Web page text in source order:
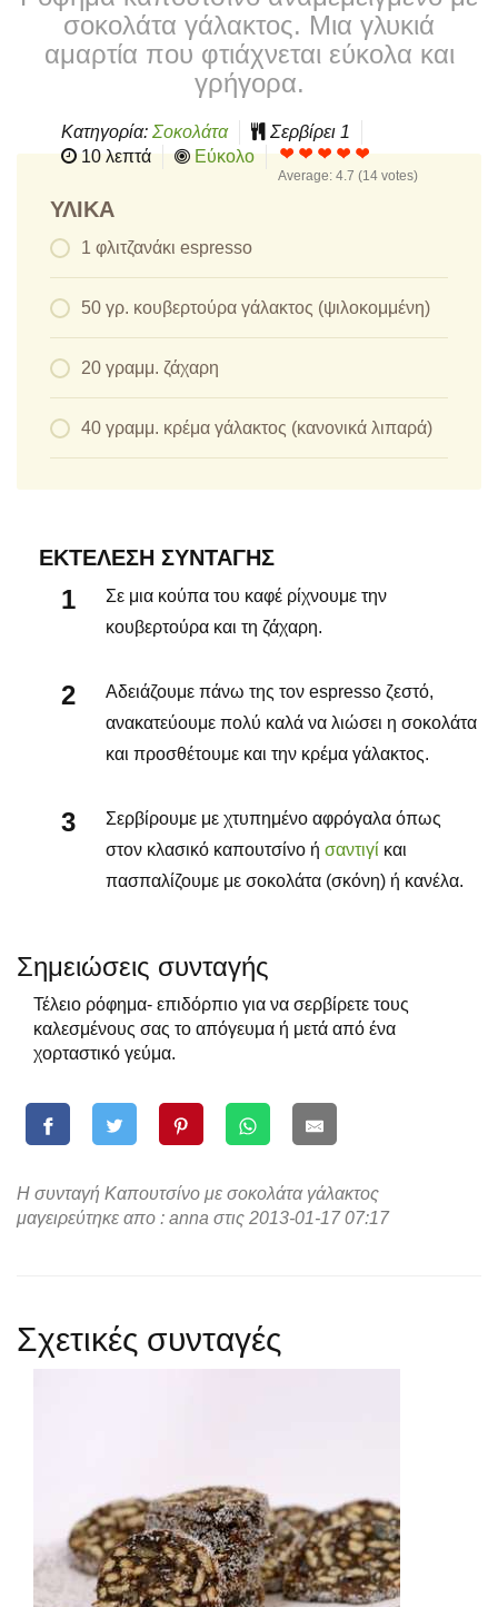
σοκολάτα γάλακτος. Μια γλυκιά
αμαρτία που φτιάχνεται εύκολα και
γρήγορα.
Κατηγορία: Σοκολάτα Σερβίρει 1
10 λεπτά
Εύκολο
Average: 4.7 (14 votes)
ΥΛΙΚΆ
1 φλιτζανάκι espresso
50 γρ. κουβερτούρα γάλακτος (ψιλοκομμένη)
20 γραμμ. ζάχαρη
40 γραμμ. κρέμα γάλακτος (κανονικά λιπαρά)
ΕΚΤΈΛΕΣΗ ΣΥΝΤΑΓΉΣ
Σε μια κούπα του καφέ ρίχνουμε την
κουβερτούρα και τη ζάχαρη.
Αδειάζουμε πάνω της τον espresso ζεστό,
ανακατεύουμε πολύ καλά να λιώσει η σοκολάτα
και προσθέτουμε και την κρέμα γάλακτος.
Σερβίρουμε με χτυπημένο αφρόγαλα όπως
στον κλασικό καπουτσίνο ή σαντιγί και
πασπαλίζουμε με σοκολάτα (σκόνη) ή κανέλα.
Σημειώσεις συνταγής
Τέλειο ρόφημα- επιδόρπιο για να σερβίρετε τους
καλεσμένους σας το απόγευμα ή μετά από ένα
χορταστικό γεύμα.
Η συνταγή Καπουτσίνο με σοκολάτα γάλακτος
μαγειρεύτηκε απο : anna στις 2013-01-17 07:17
Σχετικές συνταγές